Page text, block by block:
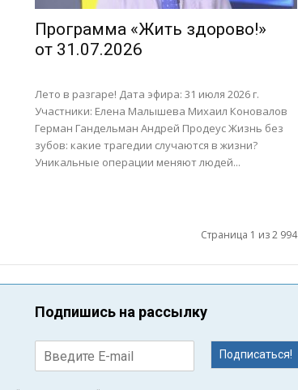
Программа «Жить здорово!»
от 31.07.2026
Лето в разгаре! Дата эфира: 31 июля 2026 г.
Участники: Елена Малышева Михаил Коновалов
Герман Гандельман Андрей Продеус Жизнь без
зубов: какие трагедии случаются в жизни?
Уникальные операции меняют людей...
Страница 1 из 2 994
Подпишись на рассылку
Подписаться!